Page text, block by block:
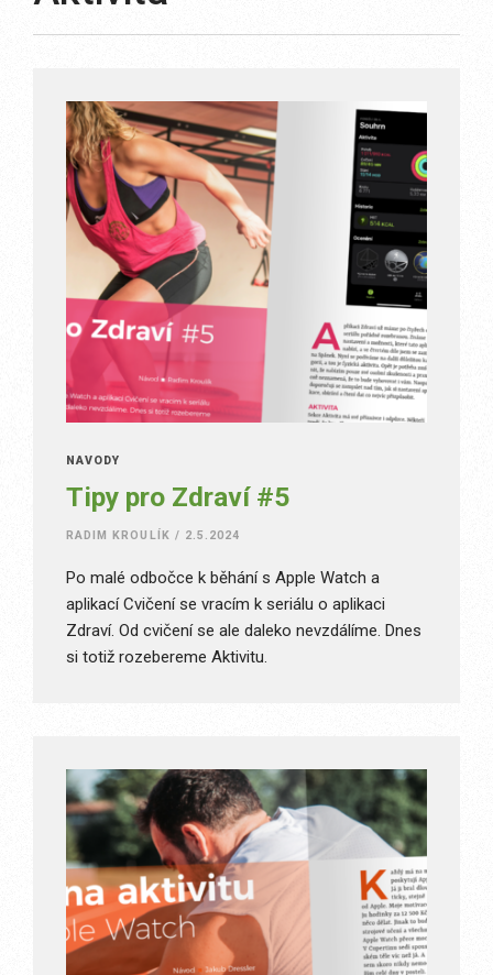
NÁVODY
Tipy pro Zdraví #5
RADIM KROULÍK / 2.5.2024
Po malé odbočce k běhání s Apple Watch a
aplikací Cvičení se vracím k seriálu o aplikaci
Zdraví. Od cvičení se ale daleko nevzdálíme. Dnes
si totiž rozebereme Aktivitu.